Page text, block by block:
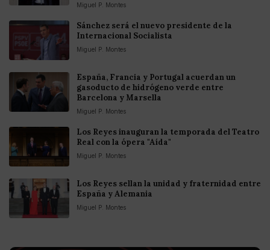
Miguel P. Montes
Sánchez será el nuevo presidente de la
Internacional Socialista
Miguel P. Montes
España, Francia y Portugal acuerdan un
gasoducto de hidrógeno verde entre
Barcelona y Marsella
Miguel P. Montes
Los Reyes inauguran la temporada del Teatro
Real con la ópera "Aída"
Miguel P. Montes
Los Reyes sellan la unidad y fraternidad entre
España y Alemania
Miguel P. Montes